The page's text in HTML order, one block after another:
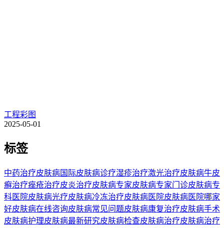
工程彩图
2025-05-01
标签
中药治疗皮肤病国际皮肤病诊疗湿疹治疗激光治疗皮肤病牛皮
癣治疗痤疮治疗皮炎治疗皮肤病专家皮肤病专家门诊皮肤病专
科医院皮肤病光疗皮肤病冷冻治疗皮肤病医院皮肤病医院哪家
好皮肤病在线咨询皮肤病常见问题皮肤病康复治疗皮肤病手术
皮肤病护理皮肤病最新研究皮肤病检查皮肤病治疗皮肤病治疗